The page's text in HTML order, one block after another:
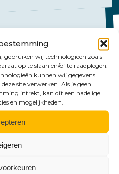
gebruiken wij technologieën zoals
op te slaan en/of te raadplegen.
kunnen wij gegevens
site verwerken. Als je geen
intrekt, kan dit een nadelige
en mogelijkheden.